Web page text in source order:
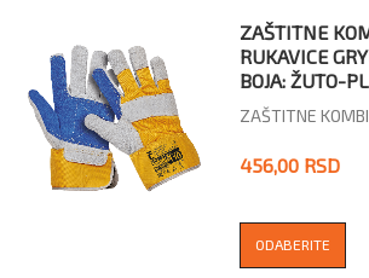
ZAŠTITNE
RUKAVICE
BOJA: ŽUTO-
ZAŠTITNE
456,00 RSD
ODABERITE